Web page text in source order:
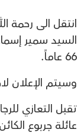
السيد سمير
66 عاماً.
وسيتم الإعلان
تقبل التعازي
عائلة جربوع